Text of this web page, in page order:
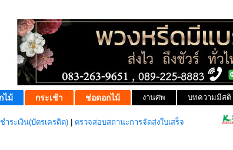
ไม้ กระเช้า ช่อดอกไม้ งานศพ บทความมีสติ
ชำระเงิน(บัตรเครดิต) ตรวจสอบสถานะการจัดส่งใบเสร็จ